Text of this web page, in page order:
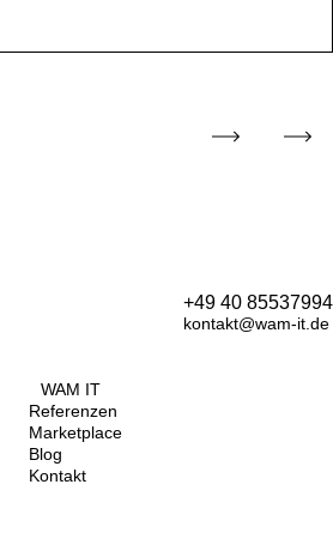
+49 40 85537994
kontakt@wam-it.de
WAM IT
Referenzen
Marketplace
Blog
Kontakt